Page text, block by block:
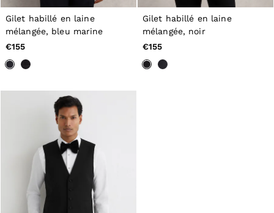
Tops & T-Shirts
Jumpsuits & Playsuits
Trousers
Shirts & Blouses
Sweats & Joggers
Jackets & Coats
Knitwear & Jumpers
Petite
Jeans
Shoes
Accessories
Brands Outlet
Gilet habillé en laine
mélangée, bleu marine
€155
Gilet habillé en laine
mélangée, noir
€155